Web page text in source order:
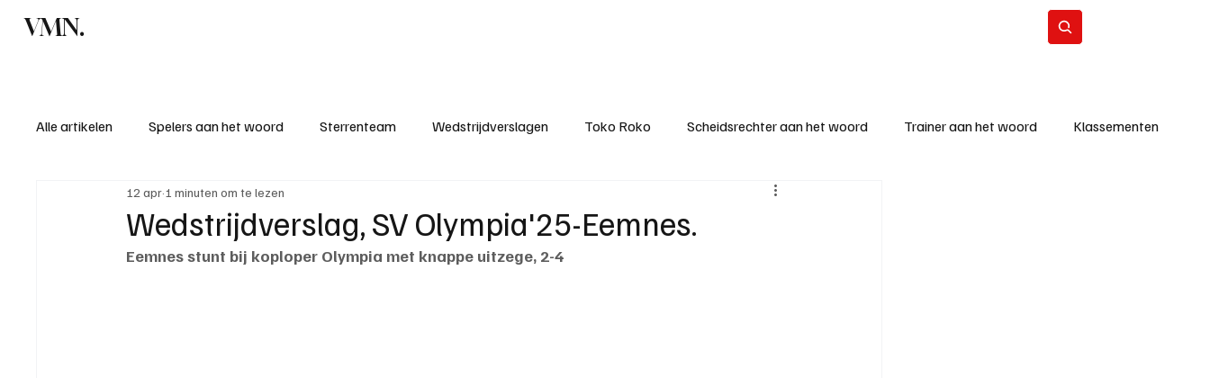
VMN.
Alle artikelen Spelers aan het woord Sterrenteam Wedstrijdverslagen Toko Roko Scheidsrechter aan het woord Trainer aan het woord Klassementen
Standen & uitslagen KM - Meest sportieve ploeg KM - Topscorer van het seizoen
Bekervoetbal Ster van de week
Wedstrijdverslag, SV Olympia'25-Eemnes.
12 apr 1 minuten om te lezen
Eemnes stunt bij koploper Olympia met knappe uitzege, 2-4